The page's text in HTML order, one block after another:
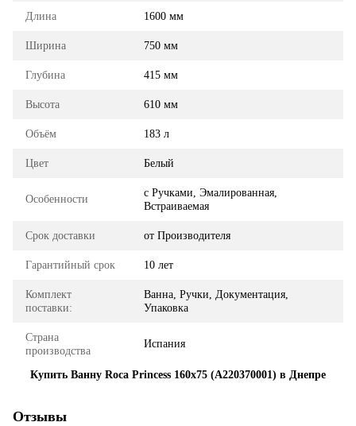
Длина 1600 мм
Ширина 750 мм
Глубина 415 мм
Высота 610 мм
Объём 183 л
Цвет Белый
Особенности
с Ручками, Эмалированная,
Встраиваемая
Срок доставки от Производителя
Гарантийный срок 10 лет
Комплект
поставки:
Ванна, Ручки, Документация,
Упаковка
Страна
производства
Испания
Купить Ванну Roca Princess 160x75 (A220370001) в Днепре
Отзывы